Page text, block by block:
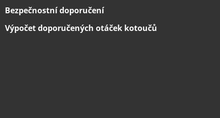
Bezpečnostní doporučení
Výpočet doporučených otáček kotoučů